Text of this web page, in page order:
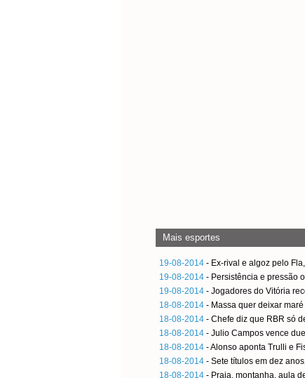
Mais esportes
19-08-2014 - Ex-rival e algoz pelo
19-08-2014 - Persistência e pressão
19-08-2014 - Jogadores do Vitória
18-08-2014 - Massa quer deixar
18-08-2014 - Chefe diz que RBR só
18-08-2014 - Julio Campos vence
18-08-2014 - Alonso aponta Trulli e
18-08-2014 - Sete títulos em dez
18-08-2014 - Praia, montanha, aula